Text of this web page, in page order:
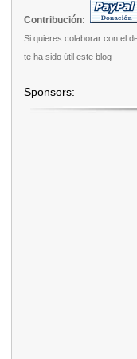
Contribución:
Si quieres colaborar con el
te ha sido útil este blog
Sponsors: